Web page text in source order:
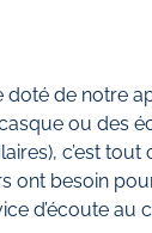
doté de notre
ou des
c’est tout
ont besoin
d’écoute au